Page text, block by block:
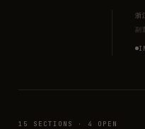
浙
副
15 SECTIONS · 4 OPEN